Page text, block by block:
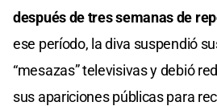
después de tres semanas de
ese período, la diva suspendió
“mesazas” televisivas y debió
sus apariciones públicas para